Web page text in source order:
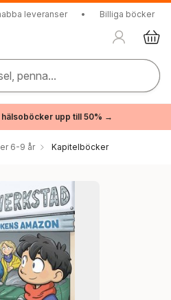
leveranser • Billiga böcker
penna...
hälsoböcker upp till 50% →
6-9 år Kapitelböcker